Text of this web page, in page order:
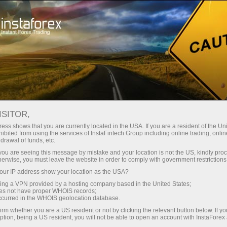
Pembukaan akun instan Platform Trading
Pemula Untuk Investor Untuk Mitra
di
shows that you are currently located in the USA. If you are a resident of the
from using the services of InstaFintech Group including online trading,
of funds, etc.
are seeing this message by mistake and your location is not the US, kindly
you must leave the website in order to comply with government
IP address show your location as the USA?
a VPN provided by a hosting company based in the United States;
not have proper WHOIS records;
in the WHOIS geolocation database.
whether you are a US resident or not by clicking the relevant button below. If
being a US resident, you will not be able to open an account with InstaForex